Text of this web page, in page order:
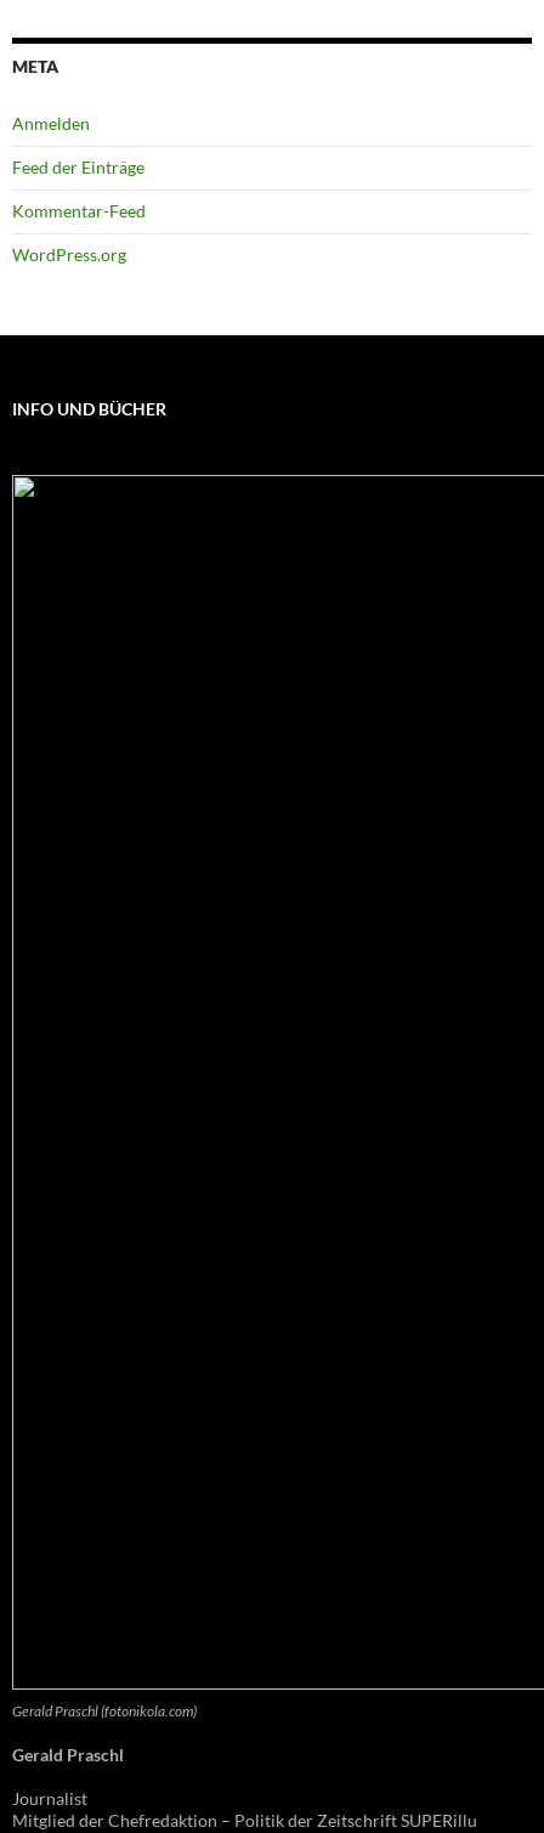
META
Anmelden
Feed der Einträge
Kommentar-Feed
WordPress.org
INFO UND BÜCHER
Gerald Praschl (fotonikola.com)
Gerald Praschl
Journalist
Mitglied der Chefredaktion – Politik der Zeitschrift SUPERillu